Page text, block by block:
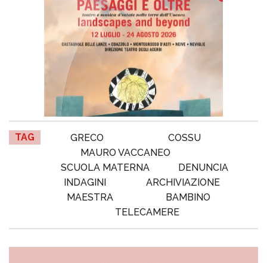
TAG GRECO
COSSU
MAURO VACCANEO
SCUOLA MATERNA
DENUNCIA
INDAGINI
ARCHIVIAZIONE
MAESTRA
BAMBINO
TELECAMERE